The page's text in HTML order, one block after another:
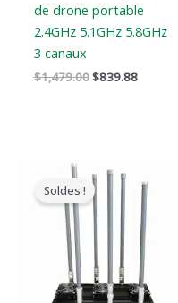
de drone portable
2.4GHz 5.1GHz 5.8GHz
3 canaux
$1,479.00$839.88
Soldes !